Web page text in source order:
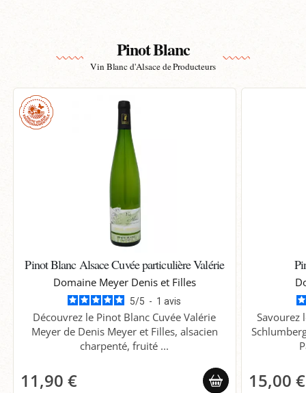
Pinot Blanc
Vin Blanc d'Alsace de Producteurs
Pinot Blanc Alsace Cuvée particulière Valérie
Domaine Meyer Denis et Filles
5/5 - 1avis
Découvrez le Pinot Blanc Cuvée Valérie
Meyer de Denis Meyer et Filles, alsacien
charpenté, fruité ...
11,90 €
Savourez
15,00 €